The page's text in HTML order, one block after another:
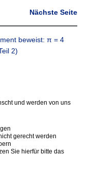
Nächste Seite
beweist: π = 4
2)
und werden von uns
gerecht werden
Sie hierfür bitte das